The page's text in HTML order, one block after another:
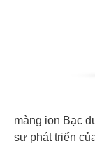
màng ion Bạc
sự phát triển